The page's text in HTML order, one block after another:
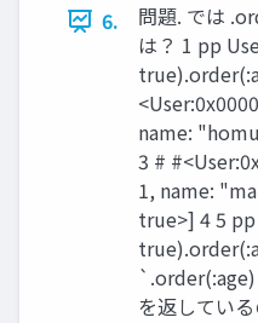
6.
問題. では
は？ 1 pp
name:
3 #
1, name:
true>] 4 5
を返してい